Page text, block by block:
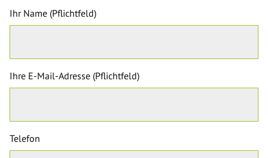
Ihr Name (Pflichtfeld)
Ihre E-Mail-Adresse (Pflichtfeld)
Telefon